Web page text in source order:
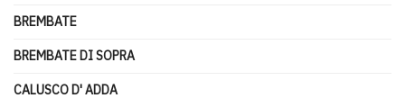
BREMBATE
BREMBATE DI SOPRA
CALUSCO D' ADDA